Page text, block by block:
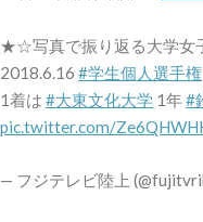
★☆写真で振り返る大学
2018.6.16 #学生個人選手権
1着は #大東文化大学 1年#
pic.twitter.com/
— フジテレビ陸上